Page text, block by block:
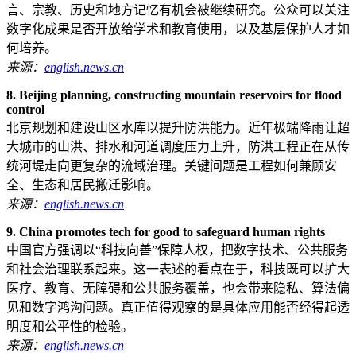
言、宗教、历史和地方记忆有机会被继续研究。公众可以关注
数字化成果是否开放给学术和教育使用，以及基层保护人才如
何培养。
来源： english.news.cn
8. Beijing planning, constructing mountain reservoirs for flood
control
北京规划和建设山区水库以提升防洪能力。近年极端降雨让超
大城市的山洪、排水和河道调度压力上升，防洪工程正在从传
统河堤走向更复杂的流域治理。关键问题是工程如何兼顾安
全、生态和居民搬迁影响。
来源： english.news.cn
9. China promotes tech for good to safeguard human rights
中国官方强调以“科技向善”保障人权，把数字技术、公共服务
和社会治理联系起来。这一表述的看点在于，科技既可以扩大
医疗、教育、无障碍和公共服务覆盖，也会带来隐私、算法偏
见和数字鸿沟问题。真正值得观察的是具体应用能否经得起透
明度和公平性的检验。
来源： english.news.cn